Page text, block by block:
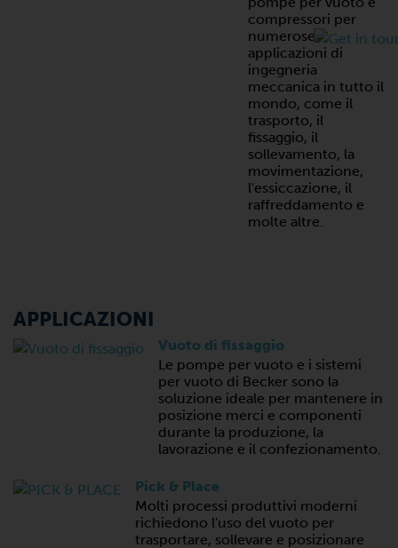
compressori per
numerose
applicazioni di
ingegneria
meccanica in tutto il
mondo, come il
trasporto, il
fissaggio, il
sollevamento, la
movimentazione,
l'essiccazione, il
raffreddamento e
molte altre.
APPLICAZIONI
Vuoto di fissaggio
Le pompe per vuoto e i sistemi
per vuoto di Becker sono la
soluzione ideale per mantenere in
posizione merci e componenti
durante la produzione, la
lavorazione e il confezionamento.
Pick & Place
Molti processi produttivi moderni
richiedono l'uso del vuoto per
trasportare, sollevare e posizionare